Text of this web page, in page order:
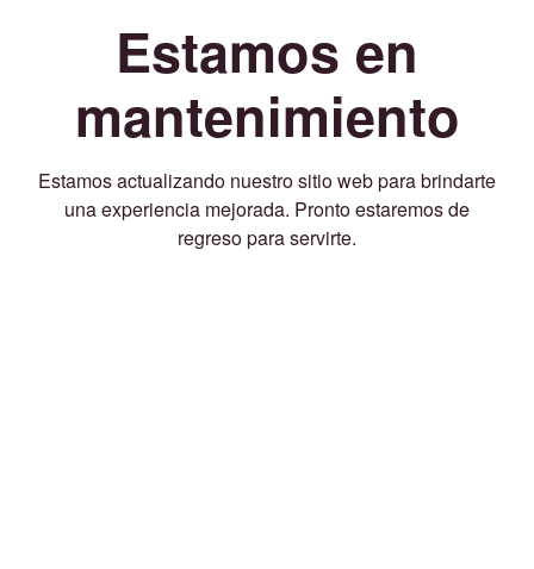
Estamos en
mantenimiento
Estamos actualizando nuestro sitio web para brindarte
una experiencia mejorada. Pronto estaremos de
regreso para servirte.